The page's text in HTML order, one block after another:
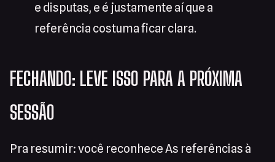
e disputas, e é justamente aí que a
referência costuma ficar clara.
FECHANDO: LEVE ISSO PARA A PRÓXIMA
SESSÃO
Pra resumir: você reconhece As referências à